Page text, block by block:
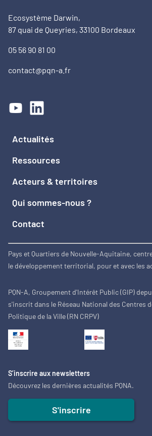
Ecosystème Darwin,
87 quai de Queyries, 33100 Bordeaux
05 56 90 81 00
contact@pqn-a.fr
Actualités
Ressources
Acteurs & territoires
Qui sommes-nous ?
Contact
Pays et Quartiers de Nouvelle-Aquitaine,
le développement territorial, pour et avec les
PQN-A, Groupement d'Intérêt Public (GIP)
s'inscrit dans le Réseau National des Centres
Politique de la Ville (RN CRPV)
S’inscrire aux newsletters
Découvrez les dernières actualités PQNA.
S'inscrire